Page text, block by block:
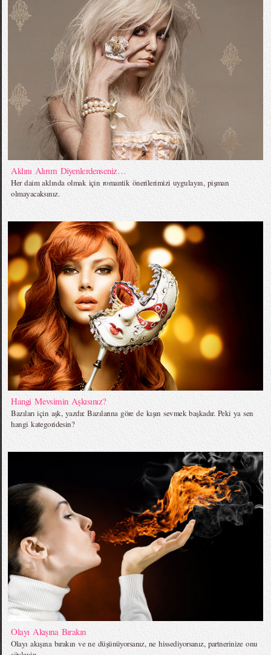
Aklını Alırım Diyenlerdenseniz…
Her daim aklında olmak için romantik önerilerimizi uygulayın, pişman
olmayacaksınız.
Hangi Mevsimin Aşkısınız?
Bazıları için aşk, yazdır. Bazılarına göre de kışın sevmek başkadır. Peki ya sen
hangi kategoridesin?
Olayı Akışına Bırakın
Olayı akışına bırakın ve ne düşünüyorsanız, ne hissediyorsanız, partnerinize onu